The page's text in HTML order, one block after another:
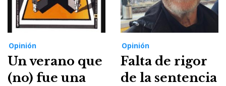
Opinión
Un verano que
(no) fue una
Opinión
Falta de rigor
de la sentencia